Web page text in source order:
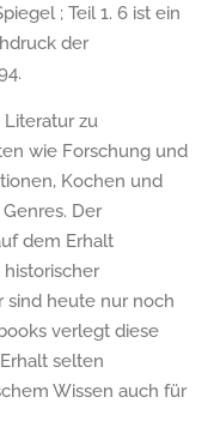
; Teil 1. 6 ist ein
der
Literatur zu
wie Forschung und
Kochen und
Der
dem Erhalt
historischer
sind heute nur noch
verlegt diese
selten
Wissen auch für